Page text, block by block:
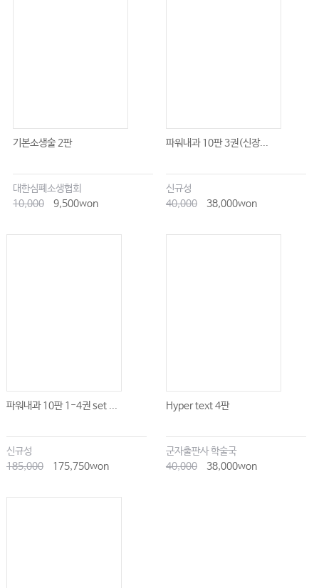
기본소생술 2판
대한심폐소생협회
10,000
9,500won
파워내과 10판 3권(신장...
신규성
40,000
38,000won
파워내과 10판 1-4권 set ...
신규성
185,000
175,750won
Hyper text 4판
군자출판사 학술국
40,000
38,000won